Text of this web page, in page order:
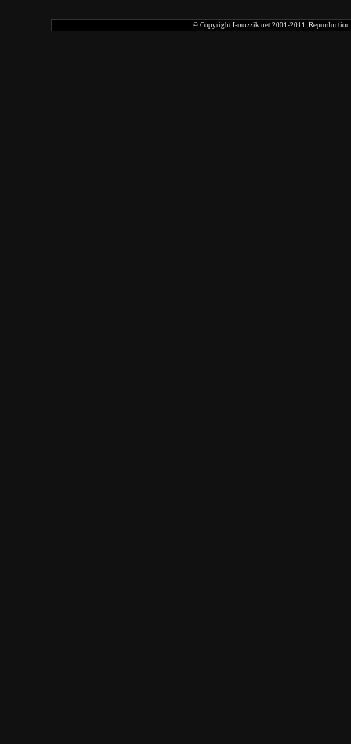
© Copyright I-muzzik.net 2001-2011. Reproduction